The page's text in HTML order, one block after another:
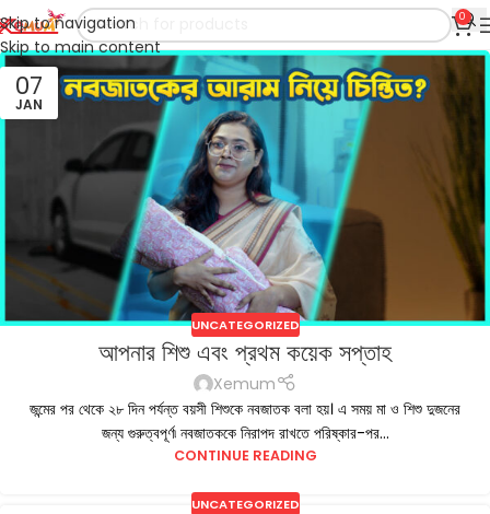
Skip to navigation
Skip to main content
0
07
JAN
UNCATEGORIZED
আপনার শিশু এবং প্রথম কয়েক সপ্তাহ
Xemum
জন্মের পর থেকে ২৮ দিন পর্যন্ত বয়সী শিশুকে নবজাতক বলা হয়। এ সময় মা ও শিশু দুজনের
জন্য গুরুত্বপূর্ণ৷ নবজাতককে নিরাপদ রাখতে পরিষ্কার-পর...
CONTINUE READING
UNCATEGORIZED